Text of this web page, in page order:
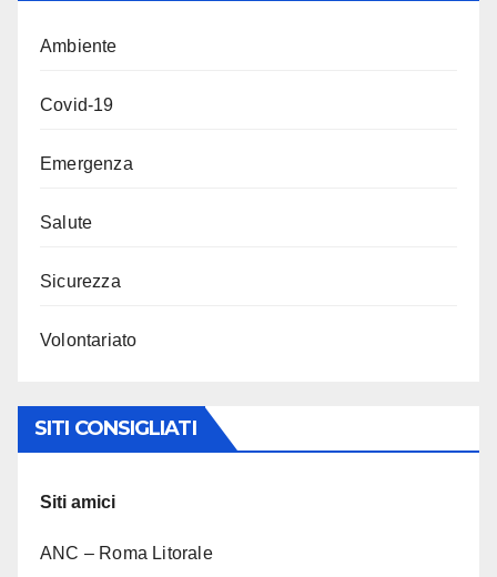
Ambiente
Covid-19
Emergenza
Salute
Sicurezza
Volontariato
SITI CONSIGLIATI
Siti amici
ANC – Roma Litorale